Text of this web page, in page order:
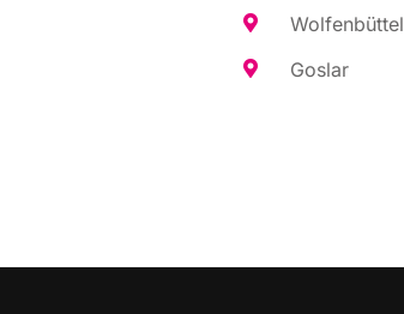
Wol­fen­büt­tel
Gos­lar